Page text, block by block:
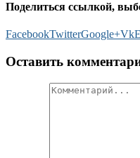
Поделиться ссылкой,
FacebookTwitterGoogle+Vk
Оставить